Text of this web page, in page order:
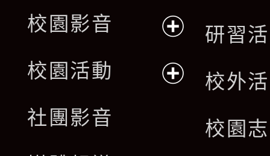
校園影音
開
校園活動
社團影音
研習
校外
校園